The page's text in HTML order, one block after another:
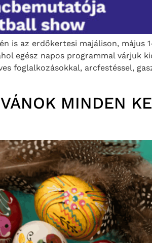
is az erdőkertesi majálison, május
egész napos programmal várjuk
foglalkozásokkal, arcfestéssel,
MINDEN